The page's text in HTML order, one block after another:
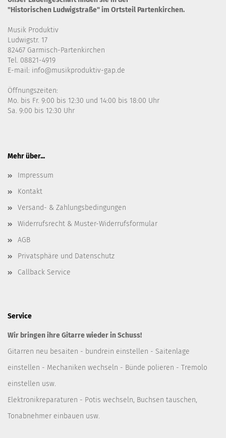
"Historischen Ludwigstraße" im Ortsteil Partenkirchen.
Musik Produktiv
Ludwigstr. 17
82467 Garmisch-Partenkirchen
Tel. 08821-4919
E-mail: info@musikproduktiv-gap.de
Öffnungszeiten:
Mo. bis Fr. 9:00 bis 12:30 und 14:00 bis 18:00 Uhr
Sa. 9:00 bis 12:30 Uhr
Mehr über...
Impressum
Kontakt
Versand- & Zahlungsbedingungen
Widerrufsrecht & Muster-Widerrufsformular
AGB
Privatsphäre und Datenschutz
Callback Service
Service
Wir bringen ihre Gitarre wieder in Schuss!
Gitarren neu besaiten - bundrein einstellen - Saitenlage
einstellen - Mechaniken wechseln - Bünde polieren - Tremolo
einstellen usw.
Elektronikreparaturen - Potis wechseln, Buchsen tauschen,
Tonabnehmer einbauen usw.